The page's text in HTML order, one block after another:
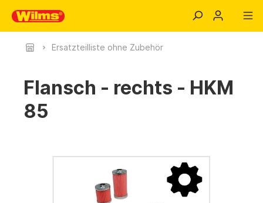
Ersatzteilliste ohne Zubehör
Flansch - rechts - HKM
85